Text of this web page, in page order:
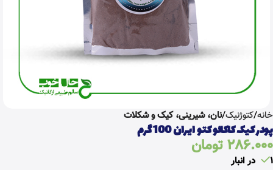
خانه کتوژنیک نان، شیرینی، کیک و شکلات
پودر کیک کاکائو کتو ایران 100 گرم
286.000تومان
1 در انبار